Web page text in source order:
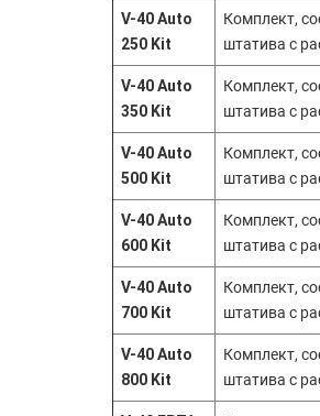
V-40 Auto
250 Kit
Комплект,
штатива с
V-40 Auto
350 Kit
Комплект,
штатива с
V-40 Auto
500 Kit
Комплект,
штатива с
V-40 Auto
600 Kit
Комплект,
штатива с
V-40 Auto
700 Kit
Комплект,
штатива с
V-40 Auto
800 Kit
Комплект,
штатива с